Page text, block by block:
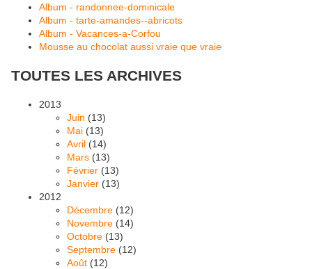
Album - randonnee-dominicale
Album - tarte-amandes--abricots
Album - Vacances-a-Corfou
Mousse au chocolat aussi vraie que vraie
TOUTES LES ARCHIVES
2013
Juin (13)
Mai (13)
Avril (14)
Mars (13)
Février (13)
Janvier (13)
2012
Décembre (12)
Novembre (14)
Octobre (13)
Septembre (12)
Août (12)